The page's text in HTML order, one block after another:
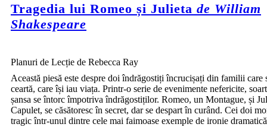
Tragedia lui Romeo și Julieta de William
Shakespeare
Planuri de Lecție de Rebecca Ray
Această piesă este despre doi îndrăgostiți încrucișați din familii care
ceartă, care își iau viața. Printr-o serie de evenimente nefericite,
șansa se întorc împotriva îndrăgostiților. Romeo, un Montague, și
Capulet, se căsătoresc în secret, dar se despart în curând. Cei doi
tragic într-unul dintre cele mai faimoase exemple de ironie